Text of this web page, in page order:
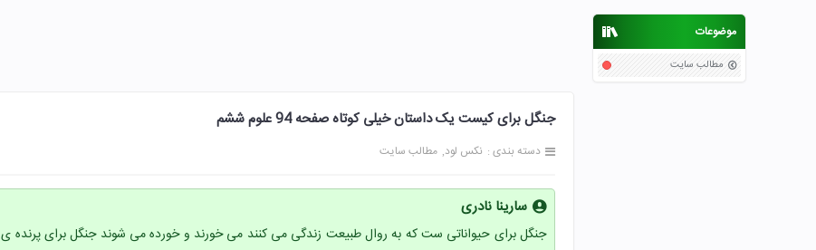
موضوعات
مطالب سایت
جنگل برای کیست یک داستان خیلی کوتاه صفحه 94 علوم ششم
دسته بندی : نکس لود مطالب سایت
سارینا نادری
جنگل برای حیواناتی ست که به روال طبیعت زندگی می کنند می خورند و خورده می شوند جنگل برای پرنده ی